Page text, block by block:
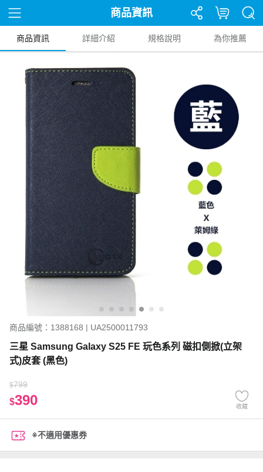
商品資訊
商品資訊 詳細介紹 規格說明 為你推薦
商品編號：1388168 | UA2500011793
三星 Samsung Galaxy S25 FE 玩色系列 磁扣側掀(立架
式)皮套 (黑色)
$799
$390 收藏
※不適用優惠券